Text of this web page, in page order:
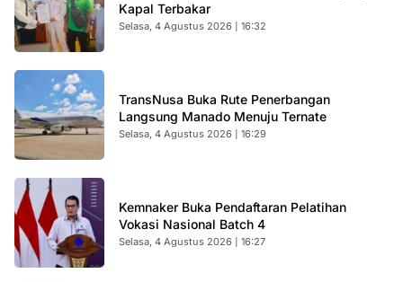
Kapal Terbakar
Selasa, 4 Agustus 2026 | 16:32
TransNusa Buka Rute Penerbangan
Langsung Manado Menuju Ternate
Selasa, 4 Agustus 2026 | 16:29
Kemnaker Buka Pendaftaran Pelatihan
Vokasi Nasional Batch 4
Selasa, 4 Agustus 2026 | 16:27